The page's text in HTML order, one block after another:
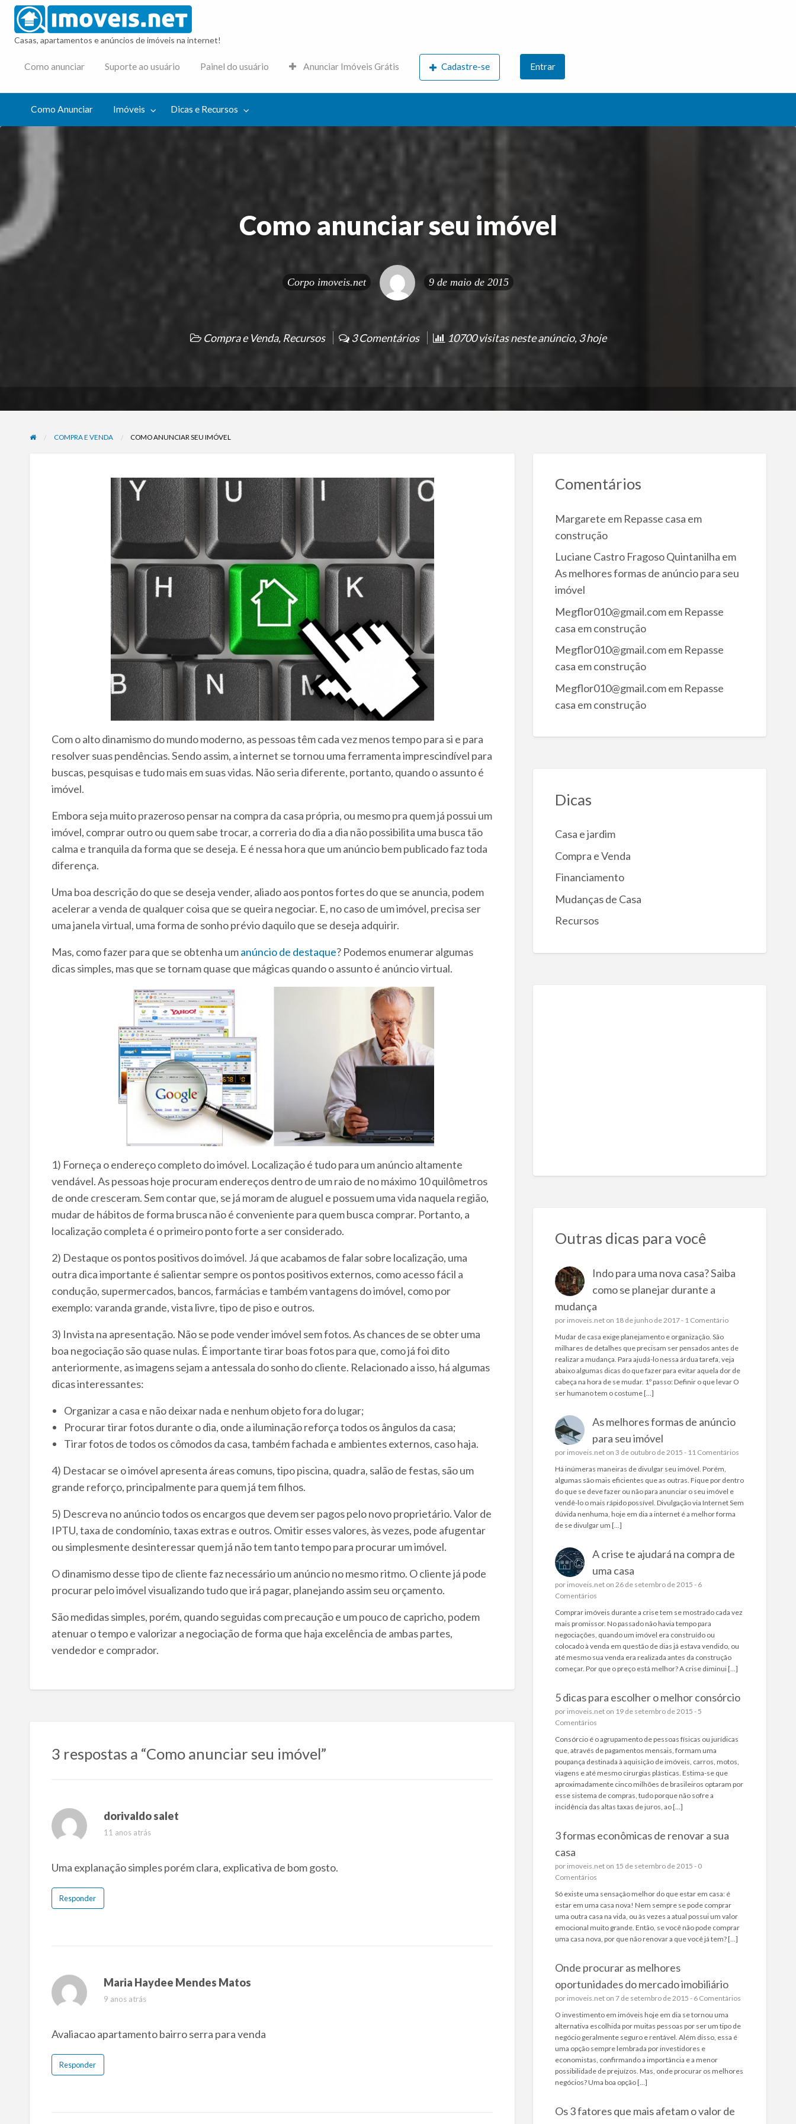
Casas, apartamentos e anúncios de imóveis na internet!
Como anunciar Suporte ao usuário Painel do usuário Anunciar Imóveis Grátis Cadastre-se Entrar
Como Anunciar Imóveis Dicas e Recursos
Como anunciar seu imóvel
Corpo imoveis.net 9 de maio de 2015
Compra e Venda,Recursos 3 Comentários 10700 visitas neste anúncio, 3 hoje
COMPRA E VENDA COMO ANUNCIAR SEU IMÓVEL
Com o alto dinamismo do mundo moderno, as pessoas têm cada vez menos tempo para si e para
resolver suas pendências. Sendo assim, a internet se tornou uma ferramenta imprescindível para
buscas, pesquisas e tudo mais em suas vidas. Não seria diferente, portanto, quando o assunto é
imóvel.
Embora seja muito prazeroso pensar na compra da casa própria, ou mesmo pra quem já possui um
imóvel, comprar outro ou quem sabe trocar, a correria do dia a dia não possibilita uma busca tão
calma e tranquila da forma que se deseja. E é nessa hora que um anúncio bem publicado faz toda
diferença.
Uma boa descrição do que se deseja vender, aliado aos pontos fortes do que se anuncia, podem
acelerar a venda de qualquer coisa que se queira negociar. E, no caso de um imóvel, precisa ser
uma janela virtual, uma forma de sonho prévio daquilo que se deseja adquirir.
Mas, como fazer para que se obtenha umanúncio de destaque? Podemos enumerar algumas
dicas simples, mas que se tornam quase que mágicas quando o assunto é anúncio virtual.
1) Forneça o endereço completo do imóvel. Localização é tudo para um anúncio altamente
vendável. As pessoas hoje procuram endereços dentro de um raio de no máximo 10 quilômetros
de onde cresceram. Sem contar que, se já moram de aluguel e possuem uma vida naquela região,
mudar de hábitos de forma brusca não é conveniente para quem busca comprar. Portanto, a
localização completa é o primeiro ponto forte a ser considerado.
2) Destaque os pontos positivos do imóvel. Já que acabamos de falar sobre localização, uma
outra dica importante é salientar sempre os pontos positivos externos, como acesso fácil a
condução, supermercados, bancos, farmácias e também vantagens do imóvel, como por
exemplo: varanda grande, vista livre, tipo de piso e outros.
3) Invista na apresentação. Não se pode vender imóvel sem fotos. As chances de se obter uma
boa negociação são quase nulas. É importante tirar boas fotos para que, como já foi dito
anteriormente, as imagens sejam a antessala do sonho do cliente. Relacionado a isso, há algumas
dicas interessantes:
Organizar a casa e não deixar nada e nenhum objeto fora do lugar;
Procurar tirar fotos durante o dia, onde a iluminação reforça todos os ângulos da casa;
Tirar fotos de todos os cômodos da casa, também fachada e ambientes externos, caso haja.
4) Destacar se o imóvel apresenta áreas comuns, tipo piscina, quadra, salão de festas, são um
grande reforço, principalmente para quem já tem filhos.
5) Descreva no anúncio todos os encargos que devem ser pagos pelo novo proprietário. Valor de
IPTU, taxa de condomínio, taxas extras e outros. Omitir esses valores, às vezes, pode afugentar
ou simplesmente desinteressar quem já não tem tanto tempo para procurar um imóvel.
O dinamismo desse tipo de cliente faz necessário um anúncio no mesmo ritmo. O cliente já pode
procurar pelo imóvel visualizando tudo que irá pagar, planejando assim seu orçamento.
São medidas simples, porém, quando seguidas com precaução e um pouco de capricho, podem
atenuar o tempo e valorizar a negociação de forma que haja excelência de ambas partes,
vendedor e comprador.
3 respostas a “Como anunciar seu imóvel”
dorivaldo salet
11 anos atrás
Uma explanação simples porém clara, explicativa de bom gosto.
Responder
Maria Haydee Mendes Matos
9 anos atrás
Avaliacao apartamento bairro serra para venda
Responder
Comentários
Margarete em Repasse casa em
construção
Luciane Castro Fragoso Quintanilha em
As melhores formas de anúncio para seu
imóvel
Megflor010@gmail.comem Repasse
casa em construção
Megflor010@gmail.comem Repasse
casa em construção
Megflor010@gmail.comem Repasse
casa em construção
Dicas
Casa e jardim
Compra e Venda
Financiamento
Mudanças de Casa
Recursos
Outras dicas para você
Indo para uma nova casa? Saiba
como se planejar durante a
mudança
por imoveis.neton 18 de junho de 2017 - 1 Comentário
Mudar de casa exige planejamento e organização. São
milhares de detalhes que precisam ser pensados antes de
realizar a mudança. Para ajudá-lo nessa árdua tarefa, veja
abaixo algumas dicas do que fazer para evitar aquela dor de
cabeça na hora de se mudar. 1º passo: Definir o que levar O
ser humano tem o costume […]
As melhores formas de anúncio
para seu imóvel
por imoveis.neton 3 de outubro de 2015 - 11 Comentários
Há inúmeras maneiras de divulgar seu imóvel. Porém,
algumas são mais eficientes que as outras. Fique por dentro
do que se deve fazer ou não para anunciar o seu imóvel e
vendê-lo o mais rápido possível. Divulgação via Internet Sem
dúvida nenhuma, hoje em dia a internet é a melhor forma
de se divulgar um […]
A crise te ajudará na compra de
uma casa
por imoveis.neton 26 de setembro de 2015 - 6
Comentários
Comprar imóveis durante a crise tem se mostrado cada vez
mais promissor. No passado não havia tempo para
negociações, quando um imóvel era construído ou
colocado à venda em questão de dias já estava vendido, ou
até mesmo sua venda era realizada antes da construção
começar. Por que o preço está melhor? A crise diminui […]
5 dicas para escolher o melhor consórcio
por imoveis.neton 19 de setembro de 2015 - 5
Comentários
Consórcio é o agrupamento de pessoas físicas ou jurídicas
que, através de pagamentos mensais, formam uma
poupança destinada à aquisição de imóveis, carros, motos,
viagens e até mesmo cirurgias plásticas. Estima-se que
aproximadamente cinco milhões de brasileiros optaram por
esse sistema de compras, tudo porque não sofre a
incidência das altas taxas de juros, ao […]
3 formas econômicas de renovar a sua
casa
por imoveis.neton 15 de setembro de 2015 - 0
Comentários
Só existe uma sensação melhor do que estar em casa: é
estar em uma casa nova! Nem sempre se pode comprar
uma outra casa na vida, ou às vezes a atual possui um valor
emocional muito grande. Então, se você não pode comprar
uma casa nova, por que não renovar a que você já tem? […]
Onde procurar as melhores
oportunidades do mercado imobiliário
por imoveis.neton 7 de setembro de 2015 - 6 Comentários
O investimento em imóveis hoje em dia se tornou uma
alternativa escolhida por muitas pessoas por ser um tipo de
negócio geralmente seguro e rentável. Além disso, essa é
uma opção sempre lembrada por investidores e
economistas, confirmando a importância e a menor
possibilidade de prejuízos. Mas, onde procurar os melhores
negócios? Uma boa opção […]
Os 3 fatores que mais afetam o valor de